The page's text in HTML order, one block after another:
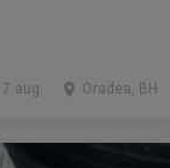
Oradea, BH
7 aug.